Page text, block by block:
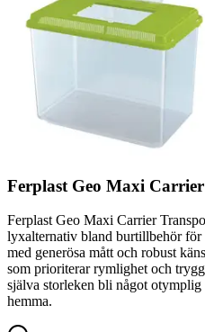
Ferplast Geo Maxi
Ferplast Geo Maxi Carrier
lyxalternativ bland burtillbehör för
med generösa mått och robust
som prioriterar rymlighet och
själva storleken bli något
hemma.